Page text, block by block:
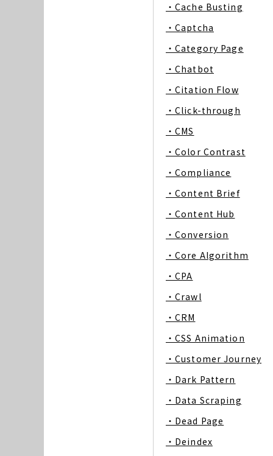
・Cache Busting
・Captcha
・Category Page
・Chatbot
・Citation Flow
・Click-through
・CMS
・Color Contrast
・Compliance
・Content Brief
・Content Hub
・Conversion
・Core Algorithm
・CPA
・Crawl
・CRM
・CSS Animation
・Customer Journey
・Dark Pattern
・Data Scraping
・Dead Page
・Deindex